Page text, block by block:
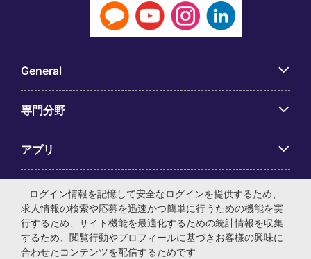
General
専門分野
アプリ
Employer Centre
ログイン情報を記憶して安全なログインを提供するため、
求人情報の検索や応募を迅速かつ簡単に行うための機能を実
行するため、サイト機能を最適化するための統計情報を収集
するため、閲覧行動やプロフィールに基づきお客様の興味に
合わせたコンテンツを配信するためです